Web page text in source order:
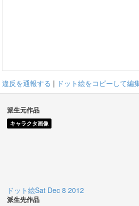
違反を通報する | ドット絵をコピーして編
派生元作品
キャラクタ画像
ドット絵Sat Dec 8 2012
派生先作品